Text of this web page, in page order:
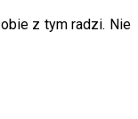
z tym radzi. Nie